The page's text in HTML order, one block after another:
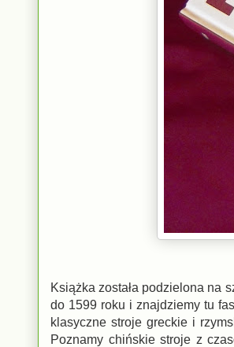
Książka została podzielona na
do 1599 roku i znajdziemy tu
klasyczne stroje greckie i
Poznamy chińskie stroje z